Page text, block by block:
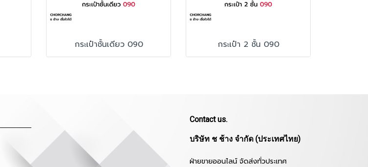
กระเป๋าชั้นเดียว 090 กระเป๋า 2 ชั้น 090
Contact us.
บริษัท ช ช้าง จำกัด (ประเทศไทย)
ฝ่ายขายออนไลน์ จัดส่งทั่วประเทศ